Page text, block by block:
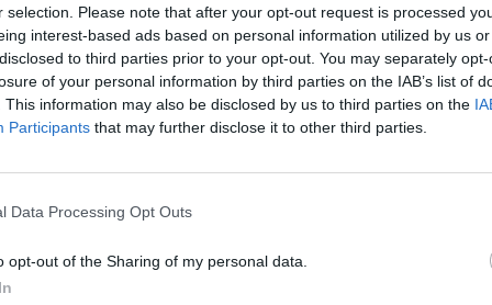
selection. Please note that after your opt-out request is processed
interest-based ads based on personal information utilized by us
to third parties prior to your opt-out. You may separately
of your personal information by third parties on the IAB’s list of
This information may also be disclosed by us to third parties on the
Participants that may further disclose it to other third parties.
Data Processing Opt Outs
opt-out of the Sharing of my personal data.
και θα ολοκληρωθεί στις 6 το πρωί της
στις 09:30 τον κλάδο ενώ σε σχετική
ο κλάδος μας συμμετέχει στην ομοβροντία
και ελεύθερων επαγγελματιών που